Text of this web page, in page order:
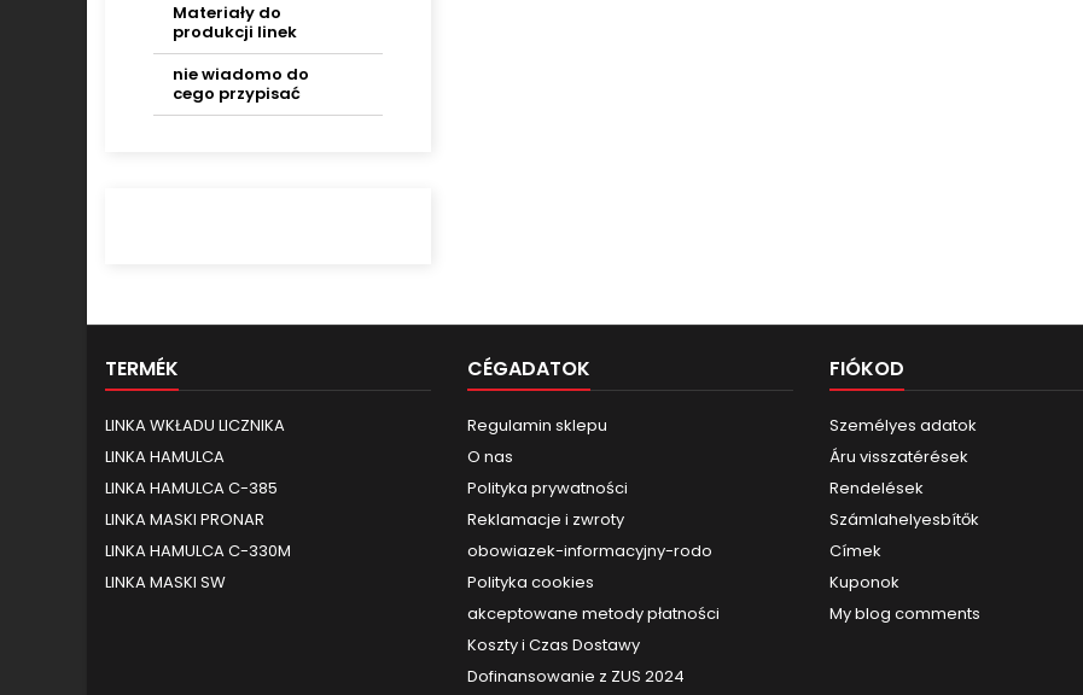
Materiały do
produkcji linek
nie wiadomo do
cego przypisać
TERMÉK
LINKA WKŁADU LICZNIKA
LINKA HAMULCA
LINKA HAMULCA C-385
LINKA MASKI PRONAR
LINKA HAMULCA C-330M
LINKA MASKI SW
CÉGADATOK
Regulamin sklepu
O nas
Polityka prywatności
Reklamacje i zwroty
obowiazek-informacyjny-rodo
Polityka cookies
akceptowane metody płatności
Koszty i Czas Dostawy
Dofinansowanie z ZUS 2024
FIÓKOD
Személyes adatok
Áru visszatérések
Rendelések
Számlahelyesbítők
Címek
Kuponok
My blog comments